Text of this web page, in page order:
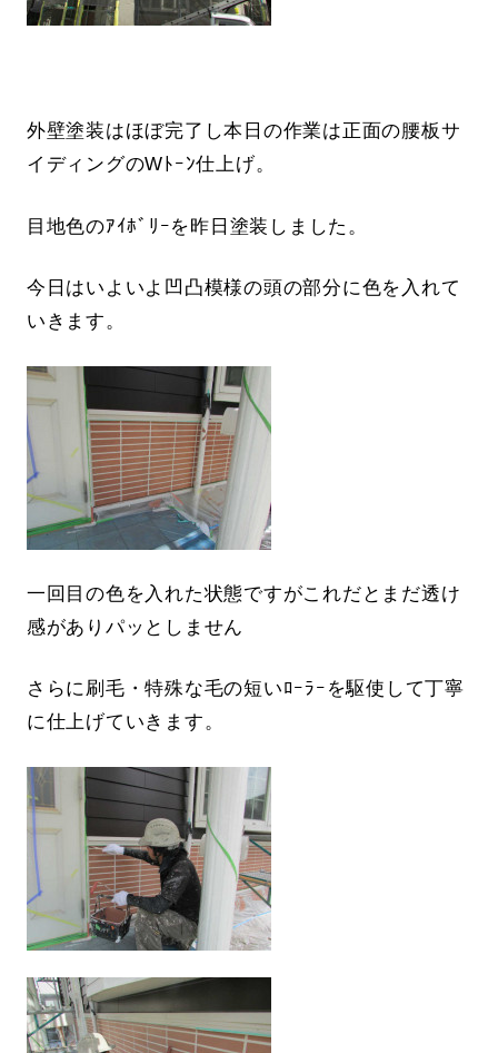
外壁塗装はほぼ完了し本日の作業は正面の腰板サ
イディングのWﾄｰﾝ仕上げ。
目地色のｱｲﾎﾞﾘｰを昨日塗装しました。
今日はいよいよ凹凸模様の頭の部分に色を入れて
いきます。
一回目の色を入れた状態ですがこれだとまだ透け
感がありパッとしません
さらに刷毛・特殊な毛の短いﾛｰﾗｰを駆使して丁寧
に仕上げていきます。